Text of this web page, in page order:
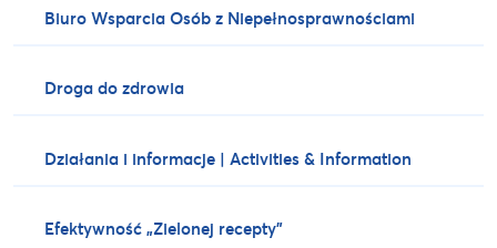
Biuro Wsparcia Osób z Niepełnosprawnościami
Droga do zdrowia
Działania i informacje | Activities & Information
Efektywność „Zielonej recepty”